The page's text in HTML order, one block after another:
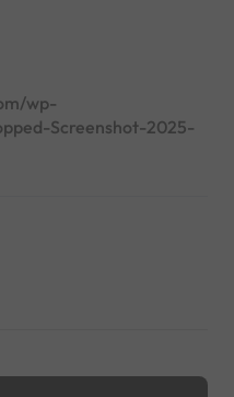
wp-
Screenshot-2025-